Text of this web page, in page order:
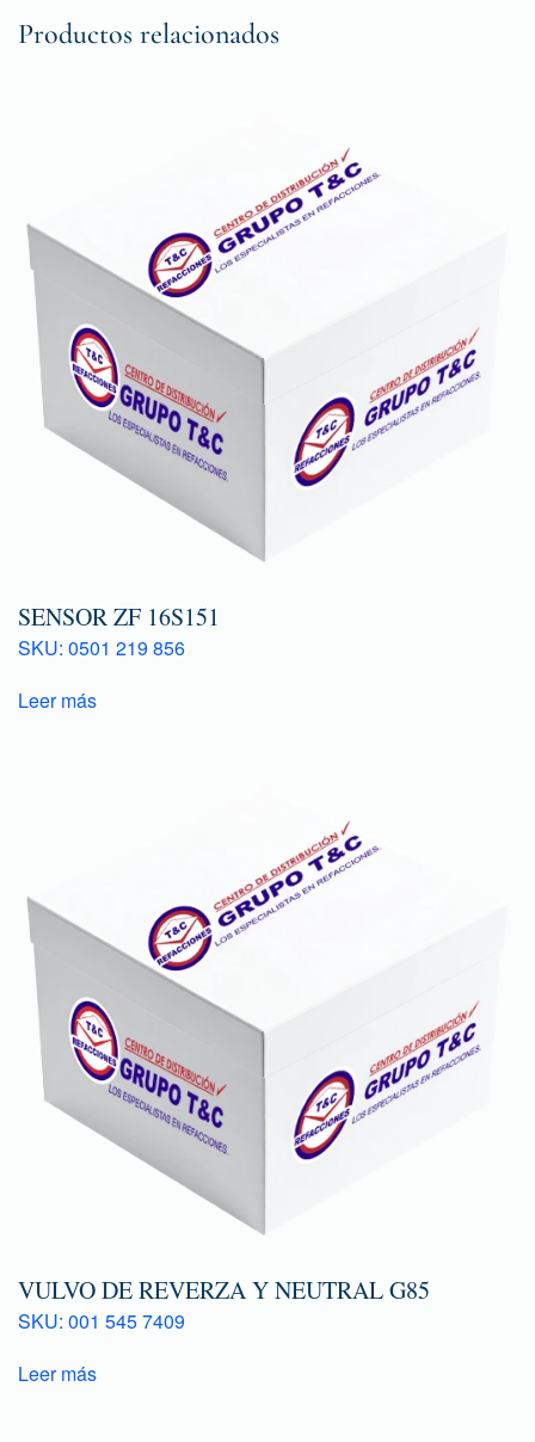
Productos relacionados
SENSOR ZF 16S151
SKU: 0501 219 856
Leer más
VULVO DE REVERZA Y NEUTRAL G85
SKU: 001 545 7409
Leer más